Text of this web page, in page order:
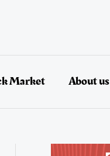
Market About us